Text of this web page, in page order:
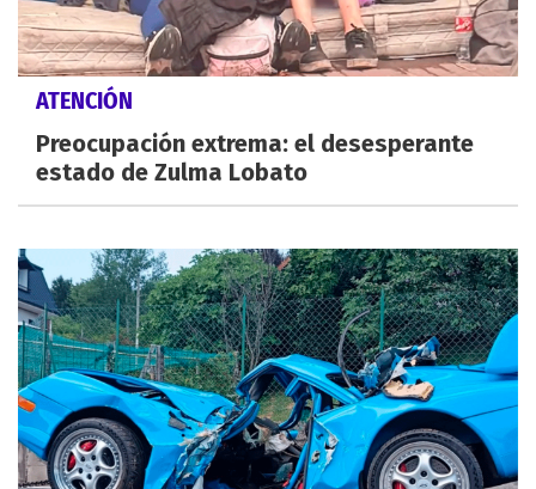
ATENCIÓN
Preocupación extrema: el desesperante
estado de Zulma Lobato